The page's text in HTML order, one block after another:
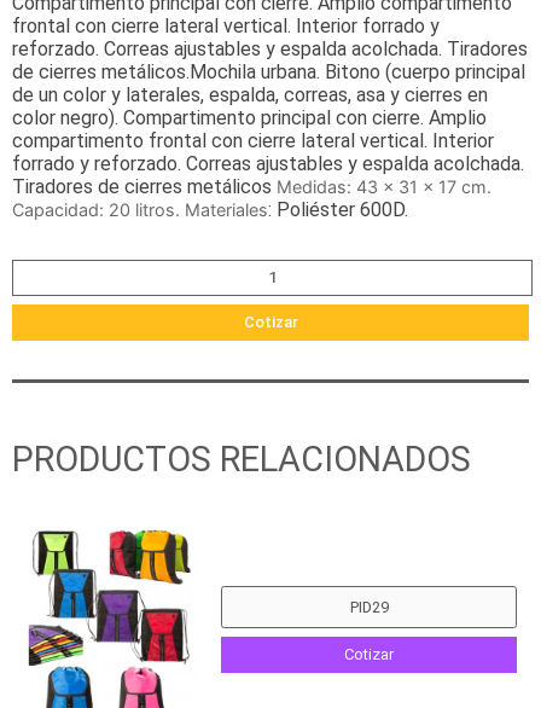
frontal con cierre lateral vertical. Interior forrado y
reforzado. Correas ajustables y espalda acolchada. Tiradores
de cierres metálicos.Mochila urbana. Bitono (cuerpo principal
de un color y laterales, espalda, correas, asa y cierres en
color negro). Compartimento principal con cierre. Amplio
compartimento frontal con cierre lateral vertical. Interior
forrado y reforzado. Correas ajustables y espalda acolchada.
Tiradores de cierres metálicos Medidas: 43 x 31 x 17 cm.
Capacidad: 20 litros. Materiales: Poliéster 600D.
Cotizar
PRODUCTOS RELACIONADOS
Cotizar